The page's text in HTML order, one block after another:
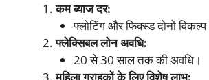
कम ब्याज दर:
फ्लोटिंग और फिक्स्ड दोनों
फ्लेक्सिबल लोन अवधि:
20 से 30 साल तक की अवधि।